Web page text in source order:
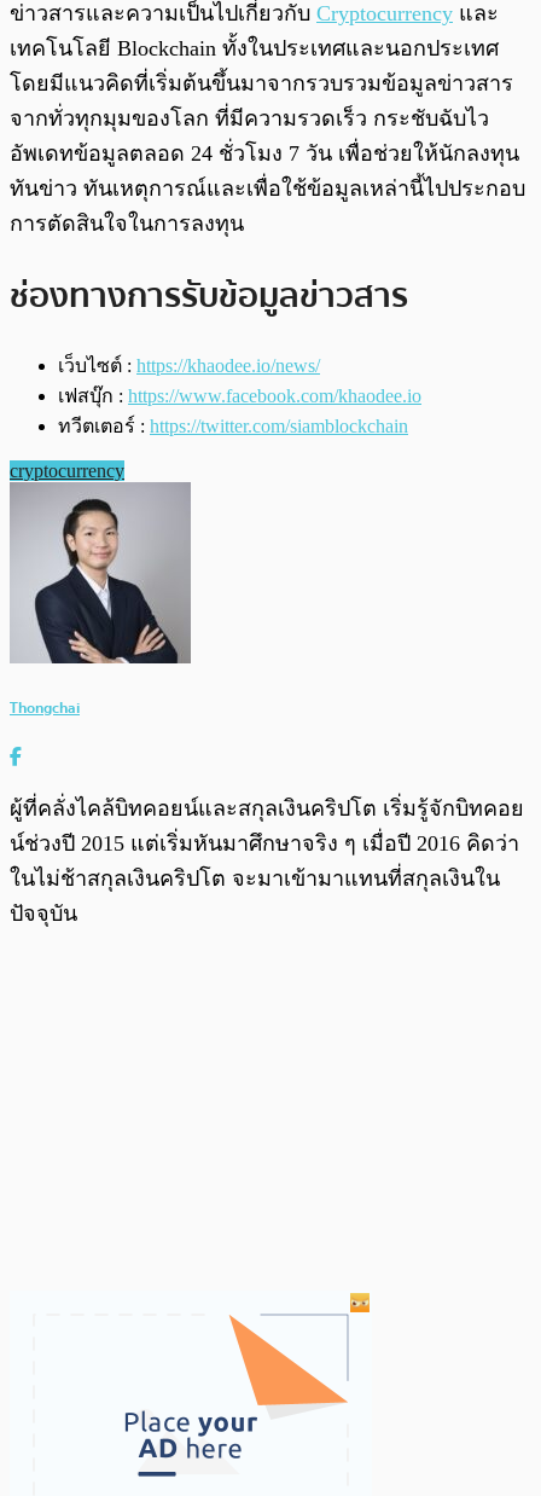
ข่าวสารและความเป็นไปเกี่ยวกับ Cryptocurrency และ
เทคโนโลยี Blockchain ทั้งในประเทศและนอกประเทศ
โดยมีแนวคิดที่เริ่มต้นขึ้นมาจากรวบรวมข้อมูลข่าวสาร
จากทั่วทุกมุมของโลก ที่มีความรวดเร็ว กระชับฉับไว
อัพเดทข้อมูลตลอด 24 ชั่วโมง 7 วัน เพื่อช่วยให้นักลงทุน
ทันข่าว ทันเหตุการณ์และเพื่อใช้ข้อมูลเหล่านี้ไปประกอบ
การตัดสินใจในการลงทุน
ช่องทางการรับข้อมูลข่าวสาร
เว็บไซต์ : https://khaodee.io/news/
เฟสบุ๊ก : https://www.facebook.com/khaodee.io
ทวีตเตอร์ : https://twitter.com/siamblockchain
cryptocurrency
Thongchai
ผู้ที่คลั่งไคล้บิทคอยน์และสกุลเงินคริปโต เริ่มรู้จักบิทคอย
น์ช่วงปี 2015 แต่เริ่มหันมาศึกษาจริง ๆ เมื่อปี 2016 คิดว่า
ในไม่ช้าสกุลเงินคริปโต จะมาเข้ามาแทนที่สกุลเงินใน
ปัจจุบัน